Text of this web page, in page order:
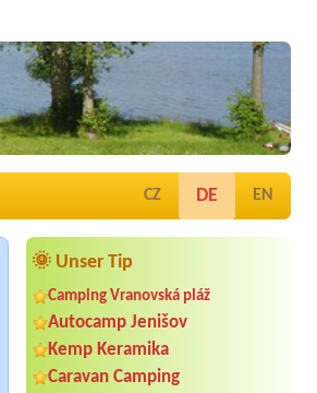
CZ DE EN
🌞 Unser Tip
Camping Vranovská pláž
Autocamp Jenišov
Kemp Keramika
Caravan Camping